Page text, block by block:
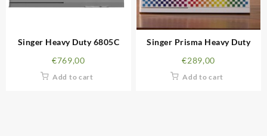
Singer Heavy Duty 6805C
€769,00
Add to cart
Singer Prisma Heavy Duty
€289,00
Add to cart